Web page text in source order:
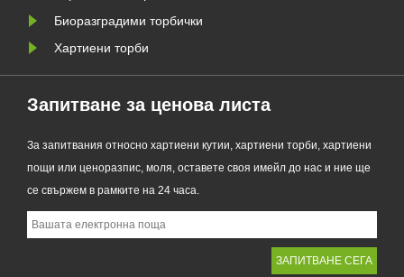
Биоразградими торбички
Хартиени торби
Запитване за ценова листа
За запитвания относно хартиени кутии, хартиени торби, хартиени
пощи или ценоразпис, моля, оставете своя имейл до нас и ние ще
се свържем в рамките на 24 часа.